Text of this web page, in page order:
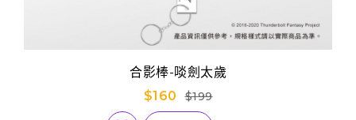
合影棒-啖劍太歲
$160
$199